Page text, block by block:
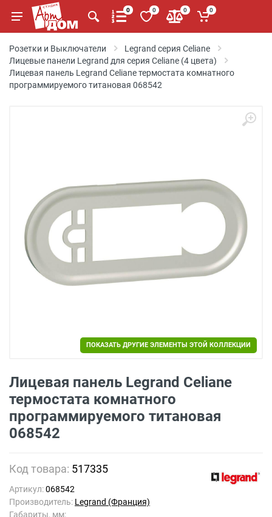
0 0 0 0
Розетки и Выключатели
Legrand серия Celiane
Лицевые панели Legrand для серия Celiane (4 цвета)
Лицевая панель Legrand Celiane термостата комнатного
программируемого титановая 068542
ПОКАЗАТЬ ДРУГИЕ ЭЛЕМЕНТЫ ЭТОЙ КОЛЛЕКЦИИ
Лицевая панель Legrand Celiane
термостата комнатного
программируемого титановая
068542
Код товара: 517335
Артикул:068542
Производитель: Legrand (Франция)
Габариты, мм: